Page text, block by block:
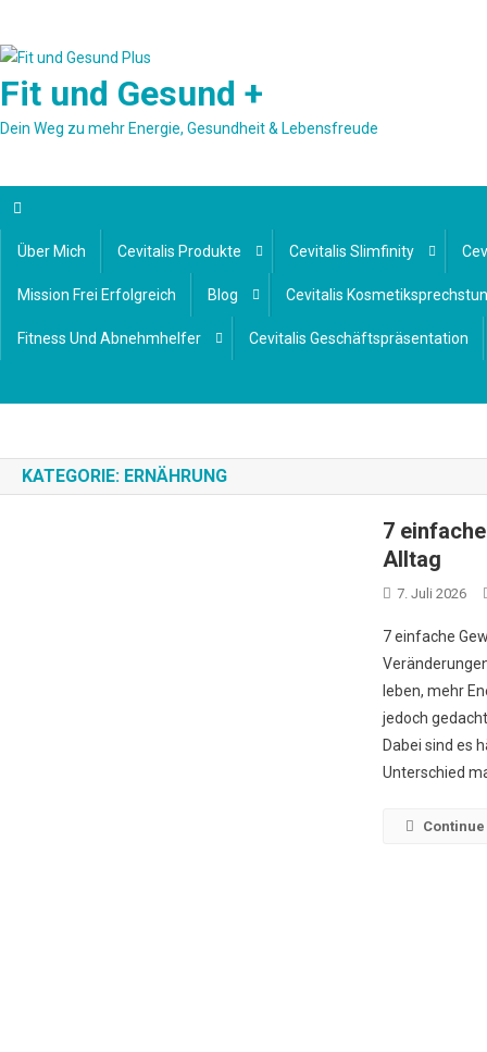
content
Fit und Gesund +
Dein Weg zu mehr Energie, Gesundheit & Lebensfreude
Über Mich Cevitalis Produkte Cevitalis Slimfinity
Mission Frei Erfolgreich Blog Cevitalis
Fitness Und Abnehmhelfer Cevitalis Geschäftspräsentation
KATEGORIE: ERNÄHRUNG
7
Alltag
7. Juli 2026
7 einfache
leben, mehr
jedoch
Dabei sind es
Unterschied